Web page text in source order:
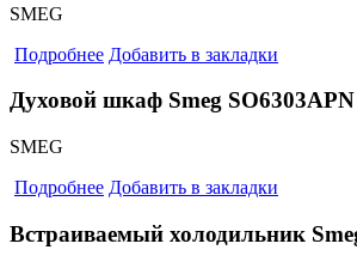
SMEG
Подробнее Добавить в закладки
Духовой шкаф Smeg
SMEG
Подробнее Добавить в закладки
Встраиваемый холодильник